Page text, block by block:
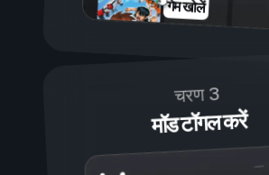
गेम खोलें
चरण 3
मॉड टॉगल करें